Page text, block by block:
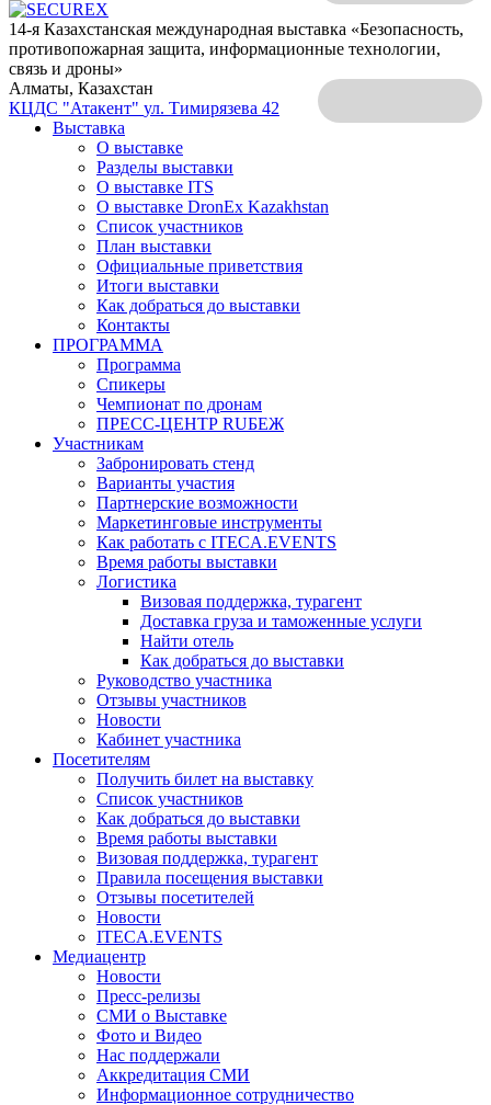
14-я Казахстанская международная выставка «Безопасность,
противопожарная защита, информационные технологии,
связь и дроны»
Алматы, Казахстан
КЦДС "Атакент" ул. Тимирязева 42
Выставка
О выставке
Разделы выставки
О выставке ITS
О выставке DronEx Kazakhstan
Список участников
План выставки
Официальные приветствия
Итоги выставки
Как добраться до выставки
Контакты
ПРОГРАММА
Программа
Спикеры
Чемпионат по дронам
ПРЕСС-ЦЕНТР RUБЕЖ
Участникам
Забронировать стенд
Варианты участия
Партнерские возможности
Маркетинговые инструменты
Как работать с ITECA.EVENTS
Время работы выставки
Логистика
Визовая поддержка, турагент
Доставка груза и таможенные услуги
Найти отель
Как добраться до выставки
Руководство участника
Отзывы участников
Новости
Кабинет участника
Посетителям
Получить билет на выставку
Список участников
Как добраться до выставки
Время работы выставки
Визовая поддержка, турагент
Правила посещения выставки
Отзывы посетителей
Новости
ITECA.EVENTS
Медиацентр
Новости
Пресс-релизы
СМИ о Выставке
Фото и Видео
Нас поддержали
Аккредитация СМИ
Информационное сотрудничество